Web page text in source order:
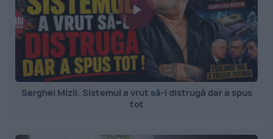
Serghei Mizil. Sistemul a vrut să-l distrugă dar a spus
tot